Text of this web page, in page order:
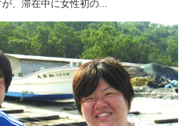
、滞在中に女性初の...